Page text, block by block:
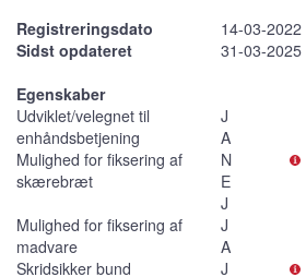
Registreringsdato
14-03-2022
Sidst opdateret
31-03-2025
Egenskaber
Udviklet/velegnet til
enhåndsbetjening
J
A
Mulighed for fiksering af
skærebræt
N
E
J
Mulighed for fiksering af
madvare
J
A
Skridsikker bund
J